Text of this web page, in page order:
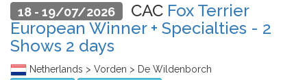
18 - 19/07/2026 CAC Fox Terrier
European Winner + Specialties - 2
Shows 2 days
Netherlands > Vorden > De Wildenborch